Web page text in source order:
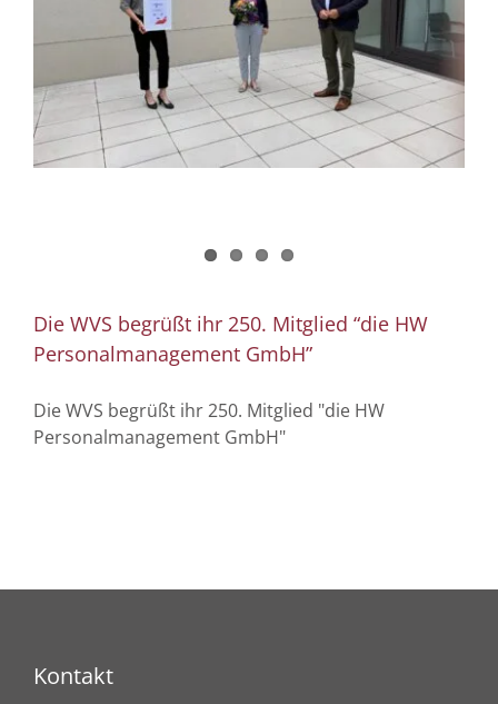
Die WVS begrüßt ihr 250. Mitglied “die HW
Personalmanagement GmbH”
Die WVS begrüßt ihr 250. Mitglied "die HW
Personalmanagement GmbH"
Kontakt